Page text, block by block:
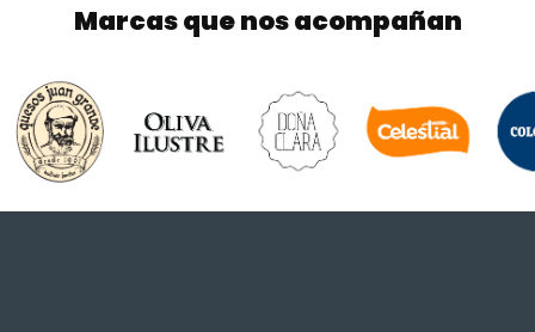
Marcas que nos acompañan